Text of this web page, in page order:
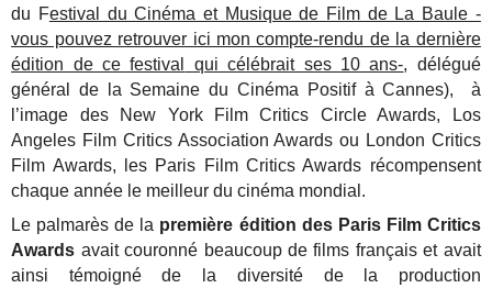
du Festival du Cinéma et Musique de Film de La Baule -
vous pouvez retrouver ici mon compte-rendu de la dernière
édition de ce festival
qui célébrait ses 10 ans-, délégué
général de la Semaine du Cinéma Positif à Cannes), à
l’image des New York Film Critics Circle Awards, Los
Angeles Film Critics Association Awards ou London Critics
Film Awards, les Paris Film Critics Awards récompensent
chaque année le meilleur du cinéma mondial.
Le palmarès de la première édition des Paris Film Critics
Awards avait couronné beaucoup de films français et avait
ainsi témoigné de la diversité de la production